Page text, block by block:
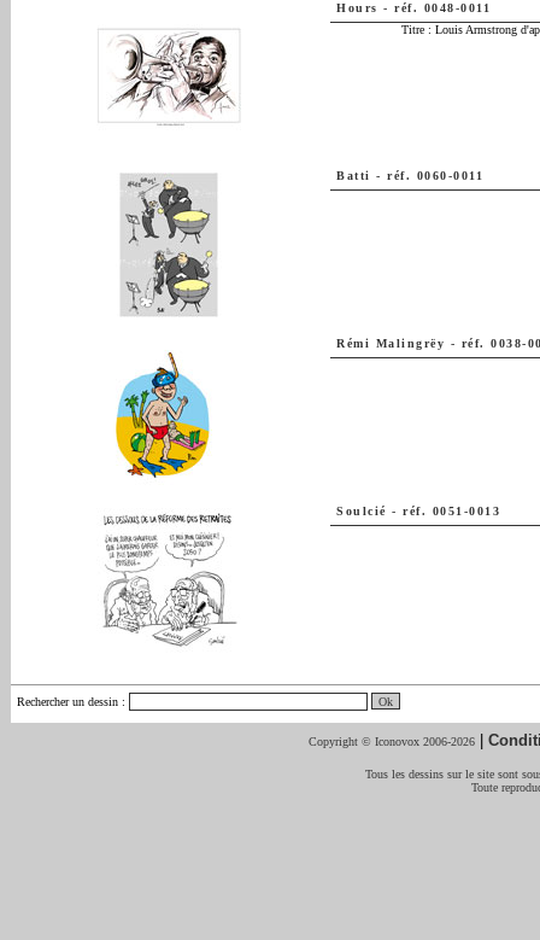
Hours - réf. 0048-0011
Titre : Louis Armstrong
Batti - réf. 0060-0011
Rémi Malingrëy - réf. 0038-
Soulcié - réf. 0051-0013
Rechercher un dessin :
Copyright © Iconovox 2006-2026 |
Tous les dessins sur le site sont
Toute